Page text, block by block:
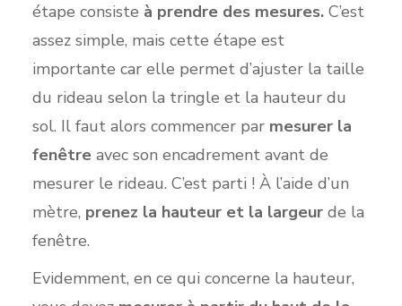
étape consiste à prendre des mesures.C’est
assez simple, mais cette étape est
importante car elle permet d’ajuster la taille
du rideau selon la tringle et la hauteur du
sol. Il faut alors commencer par mesurer la
fenêtreavec son encadrement avant de
mesurer le rideau. C’est parti ! À l’aide d’un
mètre, prenez la hauteur et la largeurde la
fenêtre.
Evidemment, en ce qui concerne la hauteur,